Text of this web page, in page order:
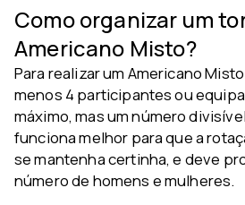
Como organizar um
Americano Misto?
Para realizar um Americano
menos 4 participantes ou
máximo, mas um número
funciona melhor para que a
se mantenha certinha, e deve
número de homens e mulheres.